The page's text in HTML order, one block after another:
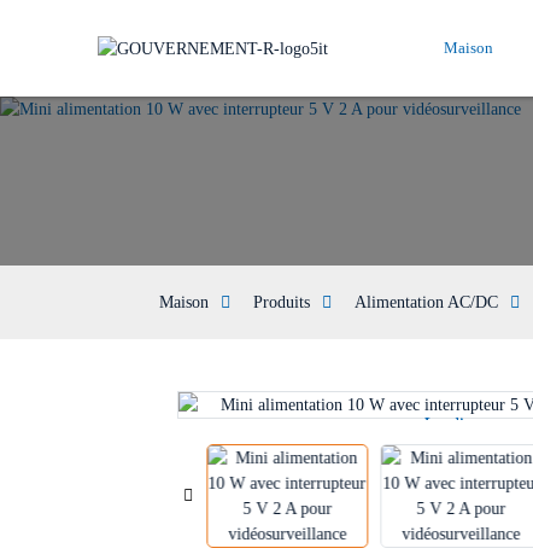
Maison
Maison Produits Alimentation AC/DC
Loading...
Loading...